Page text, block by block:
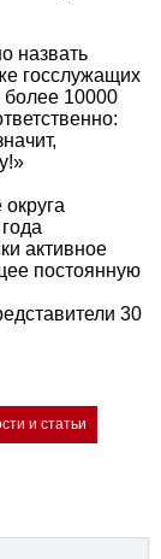
назвать
госслужащих
более 10000
активное
постоянную
30
и статьи